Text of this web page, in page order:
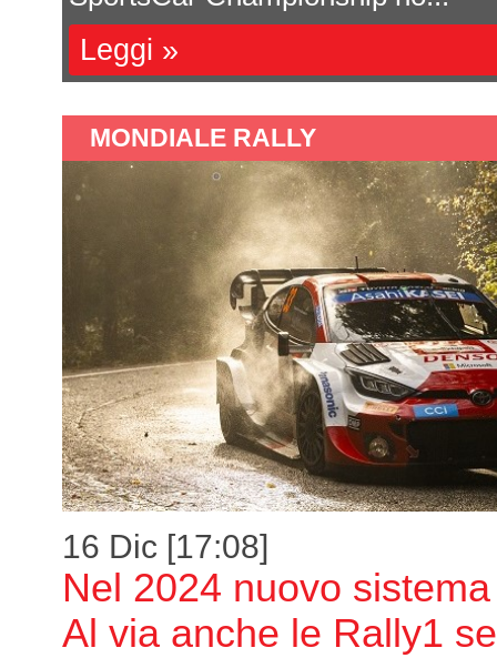
Leggi »
MONDIALE RALLY
16 Dic [17:08]
Nel 2024 nuovo
Al via anche le Rally1